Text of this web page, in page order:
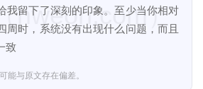
我留下了深刻的印象。至少当你相对
周时，系统没有出现什么问题，而且
致
能与原文存在偏差。
nweon.com）